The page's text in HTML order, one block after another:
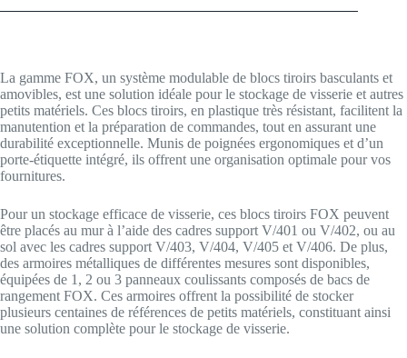
La gamme FOX, un système modulable de blocs tiroirs basculants et
amovibles, est une solution idéale pour le stockage de visserie et autres
petits matériels. Ces blocs tiroirs, en plastique très résistant, facilitent la
manutention et la préparation de commandes, tout en assurant une
durabilité exceptionnelle. Munis de poignées ergonomiques et d’un
porte-étiquette intégré, ils offrent une organisation optimale pour vos
fournitures.
Pour un stockage efficace de visserie, ces blocs tiroirs FOX peuvent
être placés au mur à l’aide des cadres support V/401 ou V/402, ou au
sol avec les cadres support V/403, V/404, V/405 et V/406. De plus,
des armoires métalliques de différentes mesures sont disponibles,
équipées de 1, 2 ou 3 panneaux coulissants composés de bacs de
rangement FOX. Ces armoires offrent la possibilité de stocker
plusieurs centaines de références de petits matériels, constituant ainsi
une solution complète pour le stockage de visserie.